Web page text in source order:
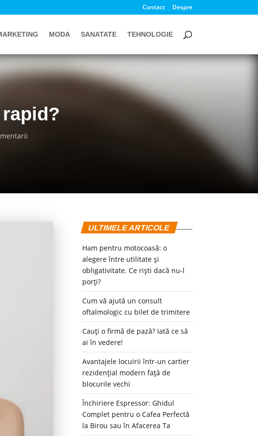
Contact Despre
MODA SANATATE TEHNOLOGIE
ULTIMELE ARTICOLE
Ham pentru motocoasă: o
alegere între utilitate și
obligativitate. Ce riști dacă nu-l
porți?
Cum vă ajută un consult
oftalmologic cu bilet de trimitere
Cauți o firmă de pază? Iată ce să
ai în vedere!
Avantajele locuirii într-un cartier
rezidențial modern față de
blocurile vechi
Închiriere Espressor: Ghidul
Complet pentru o Cafea Perfectă
la Birou sau în Afacerea Ta